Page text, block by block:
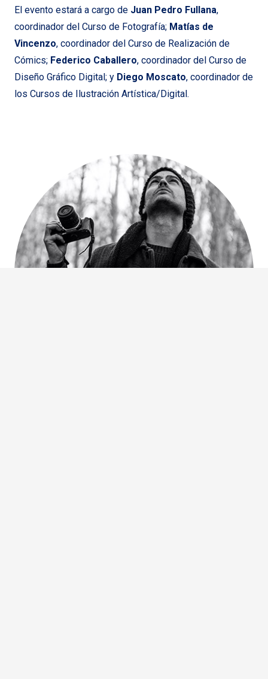
El evento estará a cargo de Juan Pedro Fullana,
coordinador del Curso de Fotografía; Matías de
Vincenzo, coordinador del Curso de Realización de
Cómics; Federico Caballero, coordinador del Curso de
Diseño Gráfico Digital; y Diego Moscato, coordinador de
los Cursos de Ilustración Artística/Digital.